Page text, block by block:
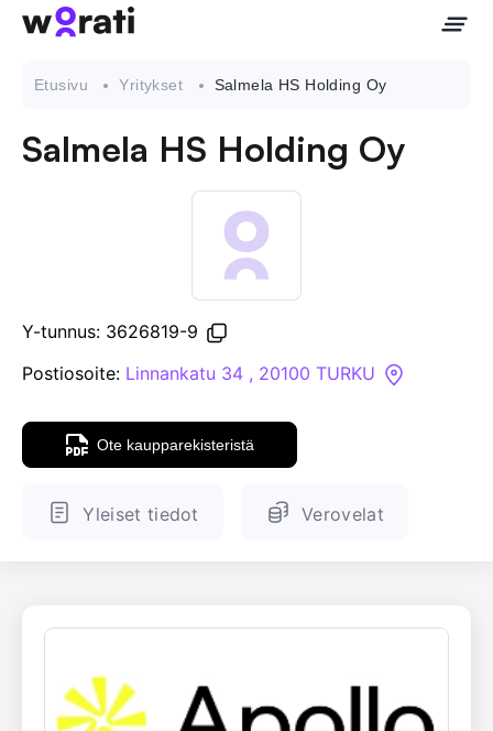
API
Pakotehaku
Etusivu Yritykset Salmela HS Holding Oy
Salmela HS Holding Oy
Y-tunnus: 3626819-9
Postiosoite: Linnankatu 34 , 20100 TURKU
Ote kaupparekisteristä
Yleiset tiedot Verovelat